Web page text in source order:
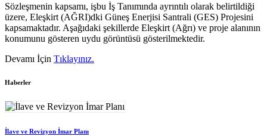
Sözleşmenin kapsamı, işbu İş Tanımında ayrıntılı olarak belirtildiği
üzere, Eleşkirt (AĞRI)dki Güneş Enerjisi Santrali (GES) Projesini
kapsamaktadır. Aşağıdaki şekillerde Eleşkirt (Ağrı) ve proje alanının
konumunu gösteren uydu görüntüsü gösterilmektedir.
Devamı İçin Tıklayınız.
Haberler
İlave ve Revizyon İmar Planı